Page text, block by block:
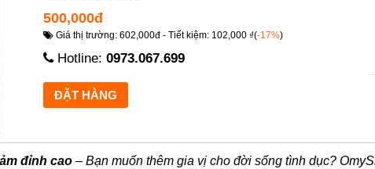
500,000đ
Giá thị trường: 602,000đ - Tiết kiệm: 102,000 ₫(-17%)
Hotline: 0973.067.699
đỉnh cao– Bạn muốn thêm gia vị cho đời sống tình dục?